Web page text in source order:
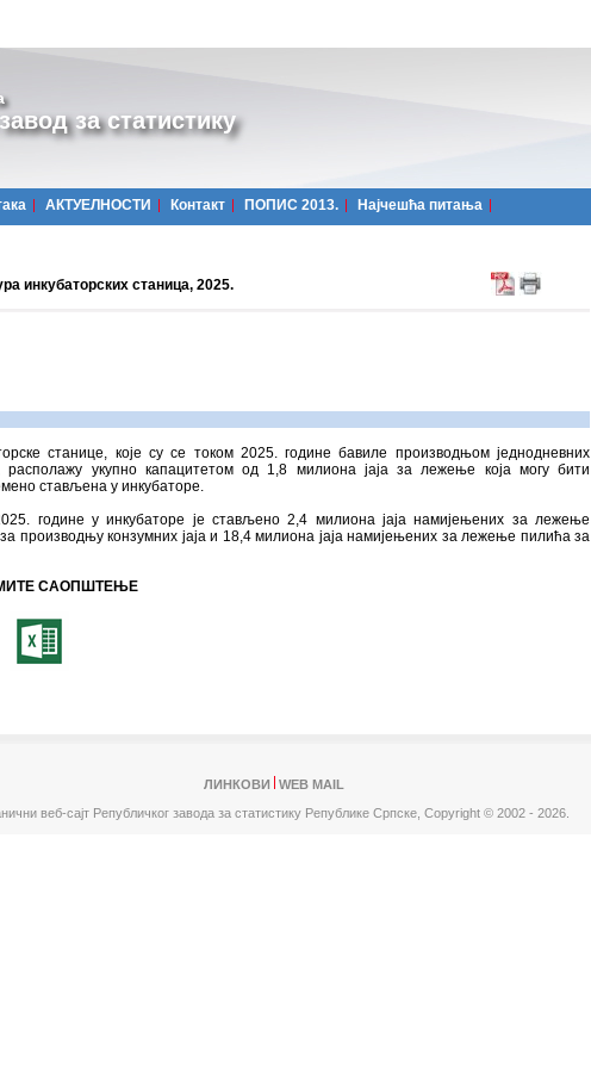
за статистику
АКТУЕЛНОСТИ Контакт ПОПИС 2013. Најчешћa питања
инкубаторских станица, 2025.
станице, које су се током 2025. године бавиле производњом једнодневних
располажу укупно капацитетом од 1,8 милиона јаја за лежење која могу бити
стављена у инкубаторе.
године у инкубаторе је стављено 2,4 милиона јаја намијењених за лежење
производњу конзумних јаја и 18,4 милиона јаја намијењених за лежење пилића за
САОПШТЕЊЕ
ЛИНКОВИ
WEB MAIL
веб-сајт Републичког завода за статистику Републике Српске, Copyright © 2002 - 2026.